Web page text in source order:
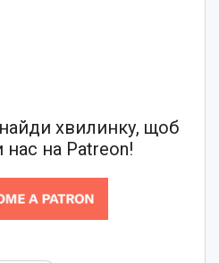
хвилинку, щоб
нас на Patreon!